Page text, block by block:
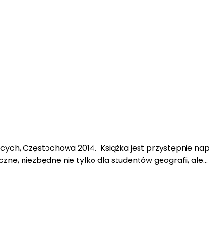
Częstochowa 2014. Książka jest przystępnie
niezbędne nie tylko dla studentów geografii, ale…